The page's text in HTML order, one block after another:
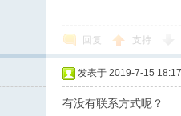
回复 支持
发表于 2019-7-15
有没有联系方式呢？